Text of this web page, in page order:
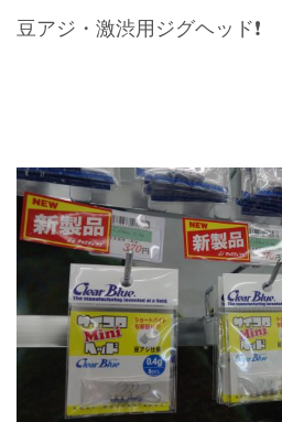
豆アジ・激渋用ジグヘッド❗️